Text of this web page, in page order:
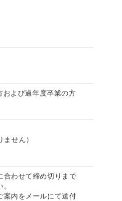
および過年度卒業の方
ません）
合わせて締め切りまで
内をメールにて送付